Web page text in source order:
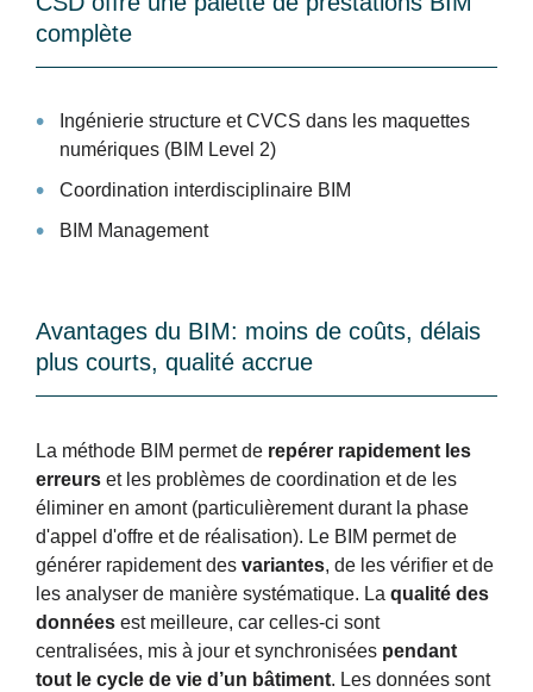
complète
Ingénierie structure et CVCS dans les maquettes
numériques (BIM Level 2)
Coordination interdisciplinaire BIM
BIM Management
Avantages du BIM: moins de coûts, délais
plus courts, qualité accrue
La méthode BIM permet de repérer rapidement les
erreurs et les problèmes de coordination et de les
éliminer en amont (particulièrement durant la phase
d'appel d'offre et de réalisation). Le BIM permet de
générer rapidement des variantes, de les vérifier et de
les analyser de manière systématique. La qualité des
données est meilleure, car celles-ci sont
centralisées, mis à jour et synchronisées pendant
tout le cycle de vie d’un bâtiment. Les données sont